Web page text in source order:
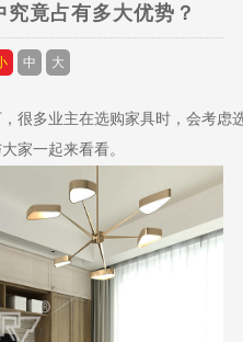
竟占有多大优势？
中 大
很多业主在选购家具时，会考虑
家一起来看看。